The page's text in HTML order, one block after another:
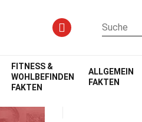
FITNESS &
WOHLBEFINDEN
FAKTEN
ALLGEMEIN
FAKTEN